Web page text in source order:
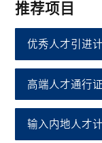
推荐项目
优秀人才引进
高端人才通行证
输入内地人才